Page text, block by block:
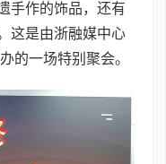
手作的饰品，还有
这是由浙融媒中心
的一场特别聚会。